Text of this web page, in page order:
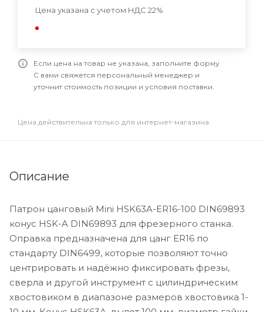
Цена указана с учетом НДС 22%
Если цена на товар не указана, заполните форму
С вами свяжется персональный менеджер и
уточнит стоимость позиции и условия поставки.
Цена действительна только для интернет-магазина
Описание
Патрон цанговый Mini HSK63A-ER16-100 DIN69893
конус HSK-A DIN69893 для фрезерного станка.
Оправка предназначена для цанг ER16 по
стандарту DIN6499, которые позволяют точно
центрировать и надёжно фиксировать фрезы,
сверла и другой инструмент с цилиндрическим
хвостовиком в диапазоне размеров хвостовика 1-